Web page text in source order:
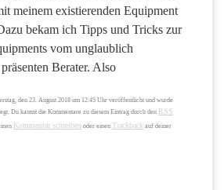
meinem existierenden Equipment
bekam ich Tipps und Tricks zur
vom unglaublich
Berater. Also
den 23. August 2018 um 12:45 Uhr veröffentlicht und wurde
Du kannst die Kommentare zu diesem Eintrag durch den RSS
Kommentar schreiben oder einen Trackback auf deiner